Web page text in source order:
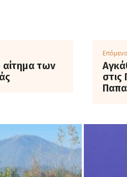
των
στις